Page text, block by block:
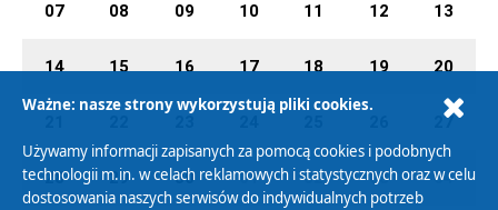
07 08 09 10 11 12 13
14 15 16 17 18 19 20
27
28 29 30 01 02 03 04
Ważne: nasze strony wykorzystują pliki cookies.
Używamy informacji zapisanych za pomocą cookies i podobnych
technologii m.in. w celach reklamowych i statystycznych oraz w celu
dostosowania naszych serwisów do indywidualnych potrzeb